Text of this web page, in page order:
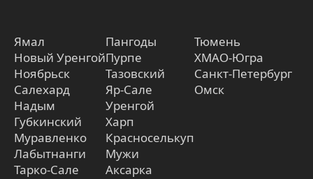
Ямал
Новый Уренгой
Ноябрьск
Салехард
Надым
Губкинский
Муравленко
Лабытнанги
Тарко-Сале
Пангоды
Пурпе
Тазовский
Яр-Сале
Уренгой
Харп
Красноселькуп
Мужи
Аксарка
Тюмень
ХМАО-Югра
Санкт-Петербург
Омск